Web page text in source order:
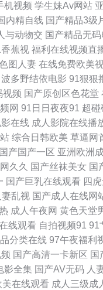
精品店视频网站 丁香美女
网在线 密桃视频免费看 91超
看视频三级黄色 成人电院网
原 日韩综合乱伦社区 91岁
福利 东方四虎影库 香蕉综合
久久午夜网欧美 91白丝黑丝
人香蕉 日韩福利在线 91在
人三级 日韩2p 91探花内射
欧美成人小说网 色伊人婷婷
人妻亚洲一区二区三区 黄色
机视频 学生妹Av网站
内精自线 国产精品3级
与动物交 国产精品无码
蕉视 福利在线视频直
图人妻 在线免费欧美
波多野结依电影 91狠狠
视频 国产原创区色花堂
网 91日日夜夜91 超碰
在线 成人影院在线播
综合日韩欧美 草逼网
国产国产一区 亚洲欧洲
久久 国产丝袜美女 国
国产巨乳在线观看 四
妻乱视 国产成人在线网
成人午夜网 黄色天堂
线观看 自拍视频91 91
分类在线 97午夜福利
国产高清一卡新区 国
影全集 国产AV无码 人
美在线观看 成人三级成